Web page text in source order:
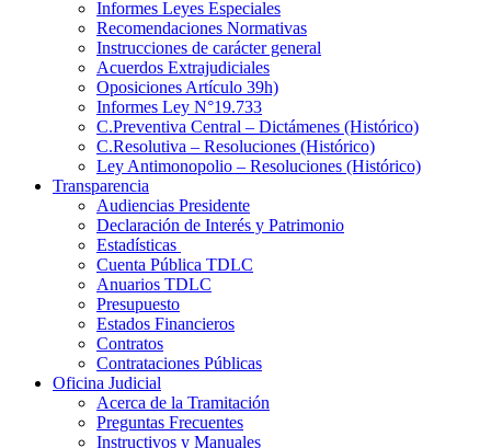
Informes Leyes Especiales
Recomendaciones Normativas
Instrucciones de carácter general
Acuerdos Extrajudiciales
Oposiciones Artículo 39h)
Informes Ley N°19.733
C.Preventiva Central – Dictámenes (Histórico)
C.Resolutiva – Resoluciones (Histórico)
Ley Antimonopolio – Resoluciones (Histórico)
Transparencia
Audiencias Presidente
Declaración de Interés y Patrimonio
Estadísticas
Cuenta Pública TDLC
Anuarios TDLC
Presupuesto
Estados Financieros
Contratos
Contrataciones Públicas
Oficina Judicial
Acerca de la Tramitación
Preguntas Frecuentes
Instructivos y Manuales